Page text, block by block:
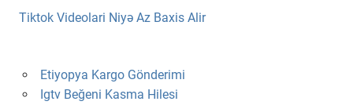
Tiktok Videolari Niyə Az Baxis Alir
Etiyopya Kargo Gönderimi
Igtv Beğeni Kasma Hilesi